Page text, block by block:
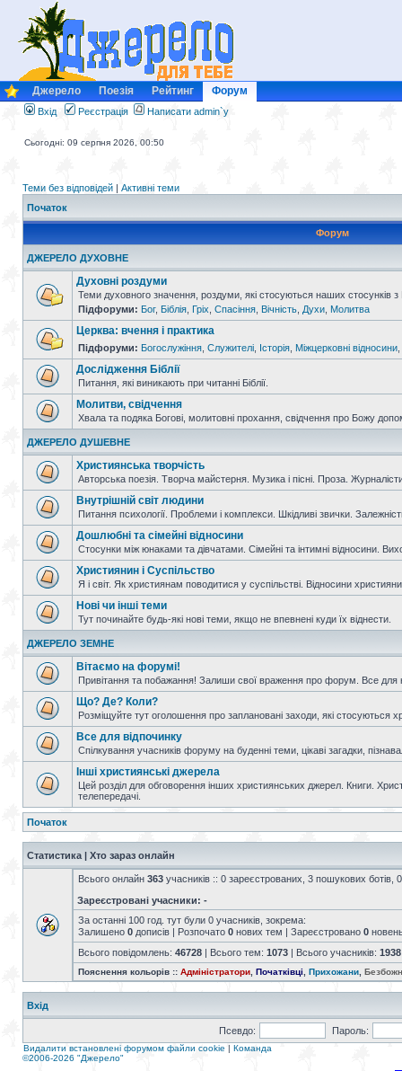
Джерело Поезія Рейтинг Форум
Вхід Реєстрація Написати admin`у
Сьогодні: 09 серпня 2026, 00:50
Теми без відповідей | Активні теми
Початок
Форум
ДЖЕРЕЛО ДУХОВНЕ
Духовні роздуми
Теми духовного значення, роздуми, які стосуються наших стосунків з
Підфоруми: Бог, Біблія Гріх Спасіння Вічність Духи Молитва
Церква: вчення і практика
Підфоруми: Богослужіння Служителі Історія Міжцерковні відносини
Дослідження Біблії
Питання, які виникають при читанні Біблії.
Молитви, свідчення
Хвала та подяка Богові, молитовні прохання, свідчення про Божу
ДЖЕРЕЛО ДУШЕВНЕ
Християнська творчість
Авторська поезія. Творча майстерня. Музика і пісні. Проза.
Внутрішній світ людини
Питання психології. Проблеми і комплекси. Шкідливі звички.
Дошлюбні та сімейні відносини
Стосунки між юнаками та дівчатами. Сімейні та інтимні відносини.
Християнин і Суспільство
Я і світ. Як християнам поводитися у суспільстві. Відносини
Нові чи інші теми
Тут починайте будь-які нові теми, якщо не впевнені куди їх віднести.
ДЖЕРЕЛО ЗЕМНЕ
Вітаємо на форумі!
Привітання та побажання! Залиши свої враження про форум. Все для
Що? Де? Коли?
Розміщуйте тут оголошення про заплановані заходи, які стосуються
Все для відпочинку
Спілкування учасників форуму на буденні теми, цікаві загадки,
Інші християнські джерела
Цей розділ для обговорення інших християнських джерел. Книги.
телепередачі.
Початок
Статистика | Хто зараз онлайн
Всього онлайн 363 учасників :: 0 зареєстрованих, 3 пошукових ботів,
Зареєстровані учасники: -
За останні 100 год. тут були 0 учасників, зокрема:
Залишено 0 дописів | Розпочато 0 нових тем | Зареєстровано 0
Всього повідомлень: 46728 | Всього тем: 1073 | Всього учасників: 1938
Пояснення кольорів :: Адміністратори Початківці Прихожани
Вхід
Псевдо: Пароль:
Видалити встановлені форумом файли cookie | Команда
©2006-2026 "Джерело"